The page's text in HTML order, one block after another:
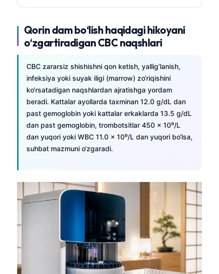
Qorin dam bo‘lish haqidagi hikoyani
o‘zgartiradigan CBC naqshlari
CBC zararsiz shishishni qon ketish, yallig‘lanish,
infeksiya yoki suyak iligi (marrow) zo‘riqishini
ko‘rsatadigan naqshlardan ajratishga yordam
beradi. Kattalar ayollarda taxminan 12.0 g/dL dan
past gemoglobin yoki kattalar erkaklarda 13.5 g/dL
dan past gemoglobin, trombotsitlar 450 × 10⁹/L
dan yuqori yoki WBC 11.0 × 10⁹/L dan yuqori bo‘lsa,
suhbat mazmuni o‘zgaradi.